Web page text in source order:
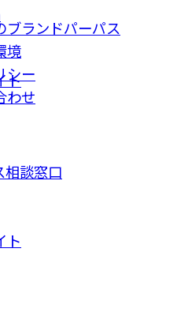
ブランドパーパス
境
シー
わせ
ト
相談窓⼝
ト